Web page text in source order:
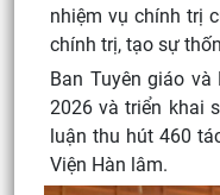
nhiệm vụ chính trị
chính trị, tạo sự
Ban Tuyên giáo
2026 và triển khai
luận thu hút 460
Viện Hàn lâm.